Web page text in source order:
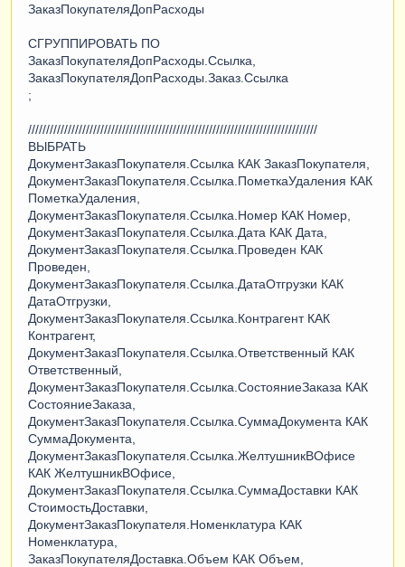
ЗаказПокупателяДопРасходы
СГРУППИРОВАТЬ ПО
ЗаказПокупателяДопРасходы.Ссылка,
ЗаказПокупателяДопРасходы.Заказ.Ссылка
;
////////////////////////////////////////////////////////////////////////////////
ВЫБРАТЬ
ДокументЗаказПокупателя.Ссылка КАК ЗаказПокупателя,
ДокументЗаказПокупателя.Ссылка.ПометкаУдаления КАК
ПометкаУдаления,
ДокументЗаказПокупателя.Ссылка.Номер КАК Номер,
ДокументЗаказПокупателя.Ссылка.Дата КАК Дата,
ДокументЗаказПокупателя.Ссылка.Проведен КАК
Проведен,
ДокументЗаказПокупателя.Ссылка.ДатаОтгрузки КАК
ДатаОтгрузки,
ДокументЗаказПокупателя.Ссылка.Контрагент КАК
Контрагент,
ДокументЗаказПокупателя.Ссылка.Ответственный КАК
Ответственный,
ДокументЗаказПокупателя.Ссылка.СостояниеЗаказа КАК
СостояниеЗаказа,
ДокументЗаказПокупателя.Ссылка.СуммаДокумента КАК
СуммаДокумента,
ДокументЗаказПокупателя.Ссылка.ЖелтушникВОфисе
КАК ЖелтушникВОфисе,
ДокументЗаказПокупателя.Ссылка.СуммаДоставки КАК
СтоимостьДоставки,
ДокументЗаказПокупателя.Номенклатура КАК
Номенклатура,
ЗаказПокупателяДоставка.Объем КАК Объем,